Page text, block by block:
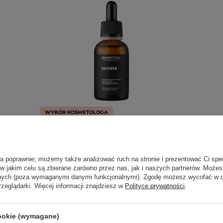
WYBÓR KOSMETOLOGA
439
54,00 zł
poprawnie; możemy także analizować ruch na stronie i prezentować Ci
jakim celu są zbierane zarówno przez nas, jak i naszych partnerów.
(poza wymaganymi danymi funkcjonalnymi). Zgodę możesz wycofać w
Więcej informacji znajdziesz w Polityce prywatności.
(wymagane)